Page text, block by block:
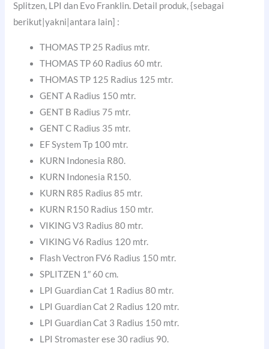
Splitzen, LPI dan Evo Franklin. Detail produk, {sebagai
berikut|yakni|antara lain] :
THOMAS TP 25 Radius mtr.
THOMAS TP 60 Radius 60 mtr.
THOMAS TP 125 Radius 125 mtr.
GENT A Radius 150 mtr.
GENT B Radius 75 mtr.
GENT C Radius 35 mtr.
EF System Tp 100 mtr.
KURN Indonesia R80.
KURN Indonesia R150.
KURN R85 Radius 85 mtr.
KURN R150 Radius 150 mtr.
VIKING V3 Radius 80 mtr.
VIKING V6 Radius 120 mtr.
Flash Vectron FV6 Radius 150 mtr.
SPLITZEN 1″ 60 cm.
LPI Guardian Cat 1 Radius 80 mtr.
LPI Guardian Cat 2 Radius 120 mtr.
LPI Guardian Cat 3 Radius 150 mtr.
LPI Stromaster ese 30 radius 90.